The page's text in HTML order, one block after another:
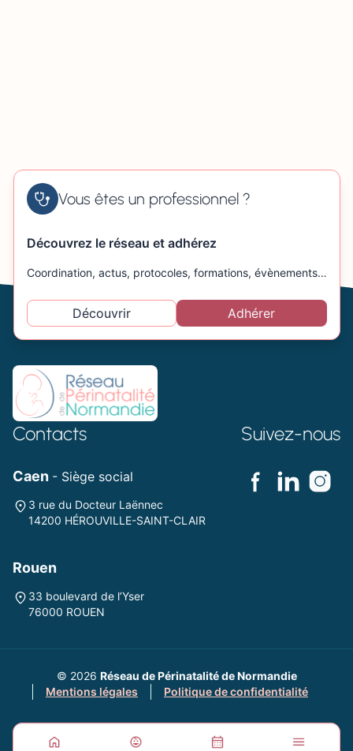
Vous êtes un professionnel ?
Découvrez le réseau et adhérez
Coordination, actus, protocoles, formations, évènements…
Découvrir Adhérer
Contacts
Caen - Siège social
3 rue du Docteur Laënnec
14200 HÉROUVILLE-SAINT-CLAIR
Rouen
33 boulevard de l’Yser
76000 ROUEN
Suivez-nous
© 2026 Réseau de Périnatalité de Normandie
Mentions légales
Politique de confidentialité